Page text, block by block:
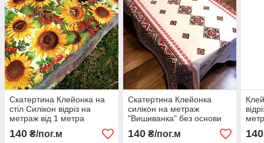
Скатертина Клейонка на
стіл Силікон відріз на
метраж від 1 метра
Ширина 137 см
140 ₴/пог.м
Скатертина Клейонка
силікон на метраж
"Вишиванка" без основи
ширина 137 см відріз від 1
метра
140₴/пог.м 140